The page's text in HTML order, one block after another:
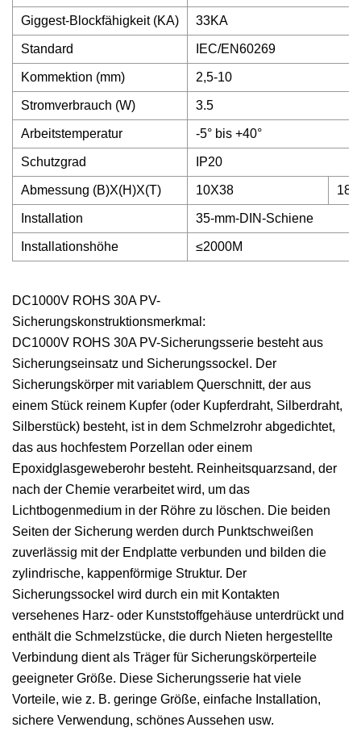
Giggest-Blockfähigkeit (KA) 33KA
Standard IEC/EN60269
Kommektion (mm) 2,5-10
Stromverbrauch (W) 3.5
Arbeitstemperatur -5° bis +40°
Schutzgrad IP20
Abmessung (B)X(H)X(T) 10X38
Installation 35-mm-DIN-Schiene
Installationshöhe ≤2000M
DC1000V ROHS 30A PV-
Sicherungskonstruktionsmerkmal:
DC1000V ROHS 30A PV-Sicherungsserie besteht aus
Sicherungseinsatz und Sicherungssockel. Der
Sicherungskörper mit variablem Querschnitt, der aus
einem Stück reinem Kupfer (oder Kupferdraht, Silberdraht,
Silberstück) besteht, ist in dem Schmelzrohr abgedichtet,
das aus hochfestem Porzellan oder einem
Epoxidglasgeweberohr besteht. Reinheitsquarzsand, der
nach der Chemie verarbeitet wird, um das
Lichtbogenmedium in der Röhre zu löschen. Die beiden
Seiten der Sicherung werden durch Punktschweißen
zuverlässig mit der Endplatte verbunden und bilden die
zylindrische, kappenförmige Struktur. Der
Sicherungssockel wird durch ein mit Kontakten
versehenes Harz- oder Kunststoffgehäuse unterdrückt und
enthält die Schmelzstücke, die durch Nieten hergestellte
Verbindung dient als Träger für Sicherungskörperteile
geeigneter Größe. Diese Sicherungsserie hat viele
Vorteile, wie z. B. geringe Größe, einfache Installation,
sichere Verwendung, schönes Aussehen usw.